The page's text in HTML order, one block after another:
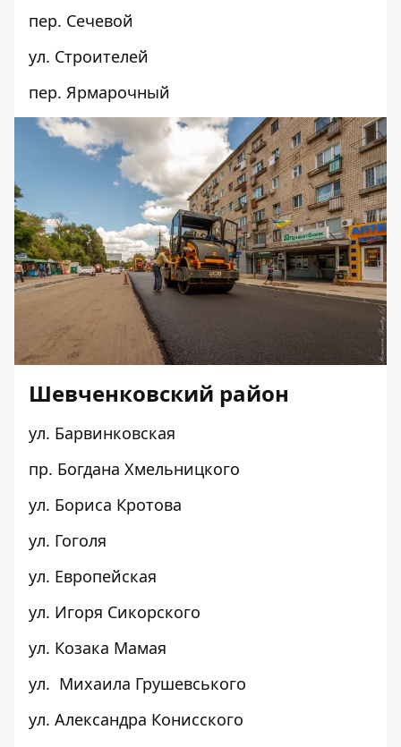
пер. Сечевой
ул. Строителей
пер. Ярмарочный
Шевченковский район
ул. Барвинковская
пр. Богдана Хмельницкого
ул. Бориса Кротова
ул. Гоголя
ул. Европейская
ул. Игоря Сикорского
ул. Козака Мамая
ул. Михаила Грушевського
ул. Александра Конисского